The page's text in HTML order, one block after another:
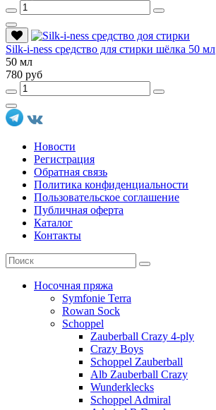
Silk-i-ness средство для стирки шёлка 50 мл
50 мл
780 руб
Новости
Регистрация
Обратная связь
Политика конфиденциальности
Пользовательское соглашение
Публичная оферта
Каталог
Контакты
Носочная пряжа
Symfonie Terra
Rowan Sock
Schoppel
Zauberball Crazy 4-ply
Crazy Boys
Schoppel Zauberball
Alb Zauberball Crazy
Wunderklecks
Schoppel Admiral